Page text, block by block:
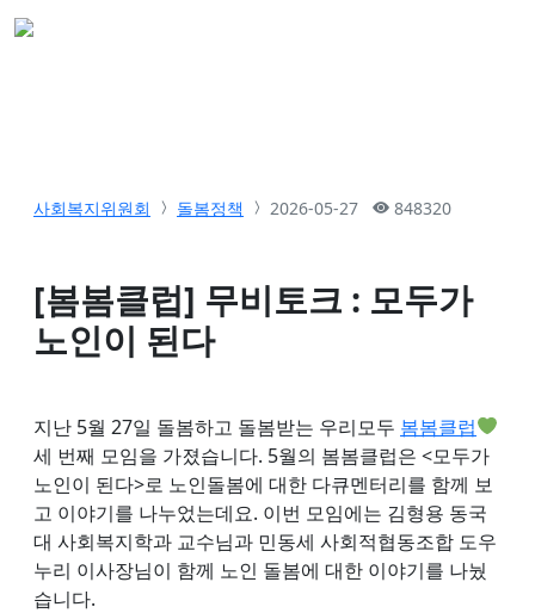
사회복지위원회 돌봄정책 2026-05-27 848320
[봄봄클럽] 무비토크 : 모두가
노인이 된다
지난 5월 27일 돌봄하고 돌봄받는 우리모두 봄봄클럽
세 번째 모임을 가졌습니다. 5월의 봄봄클럽은 <모두가
노인이 된다>로 노인돌봄에 대한 다큐멘터리를 함께 보
고 이야기를 나누었는데요. 이번 모임에는 김형용 동국
대 사회복지학과 교수님과 민동세 사회적협동조합 도우
누리 이사장님이 함께 노인 돌봄에 대한 이야기를 나눴
습니다.